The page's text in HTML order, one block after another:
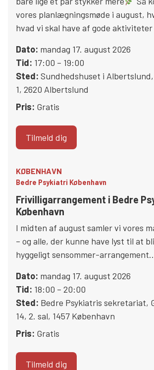
vores planlægningsmøde i august,
hvad vi skal have af gode
Dato: mandag 17. august 2026
Tid: 17:00 – 19:00
Sted: Sundhedshuset i Albertslund,
1, 2620 Albertslund
Pris: Gratis
Tilmeld dig
KØBENHAVN
Bedre Psykiatri København
Frivilligarrangement i Bedre
København
I midten af august samler vi vores
– og alle, der kunne have lyst til at
hyggeligt sensommer-arrangement..
Dato: mandag 17. august 2026
Tid: 18:00 – 20:00
Sted: Bedre Psykiatris sekretariat,
14, 2. sal, 1457 København
Pris: Gratis
Tilmeld dig